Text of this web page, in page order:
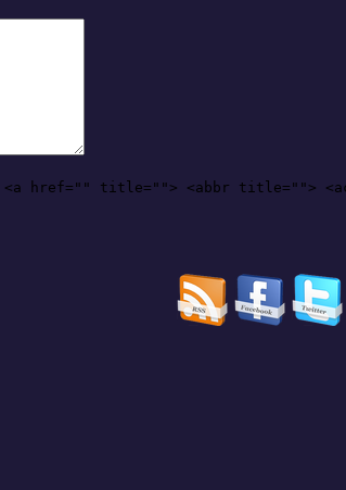
<a href="" title=""> <abbr title="">